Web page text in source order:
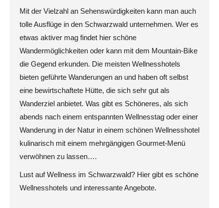
Mit der Vielzahl an Sehenswürdigkeiten kann man auch
tolle Ausflüge in den Schwarzwald unternehmen. Wer es
etwas aktiver mag findet hier schöne
Wandermöglichkeiten oder kann mit dem Mountain-Bike
die Gegend erkunden. Die meisten Wellnesshotels
bieten geführte Wanderungen an und haben oft selbst
eine bewirtschaftete Hütte, die sich sehr gut als
Wanderziel anbietet. Was gibt es Schöneres, als sich
abends nach einem entspannten Wellnesstag oder einer
Wanderung in der Natur in einem schönen Wellnesshotel
kulinarisch mit einem mehrgängigen Gourmet-Menü
verwöhnen zu lassen….
Lust auf Wellness im Schwarzwald? Hier gibt es schöne
Wellnesshotels und interessante Angebote.